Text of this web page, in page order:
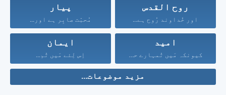
روح القدس
اور خُداوند رُوح ہے...
پیار
مُحبّت صابِر ہے اور...
امید
کیونکہ مَیں تُمہارے حق...
ایمان
اِس لِئے مَیں تُم...
مزید موضوعات...